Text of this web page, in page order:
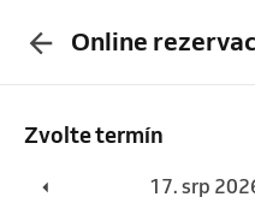
Online
Zvolte termín
17. srp